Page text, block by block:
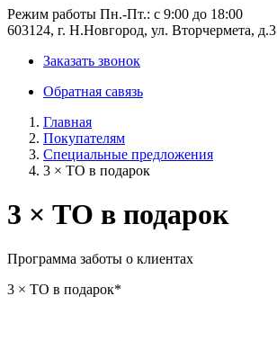
Режим работы Пн.-Пт.: с 9:00 до 18:00
603124, г. Н.Новгород, ул. Вторчермета, д.3
Заказать звонок
Обратная савязь
Главная
Покупателям
Специальные предложения
3 × ТО в подарок
3 × ТО в подарок
Программа заботы о клиентах
3 × ТО в подарок*